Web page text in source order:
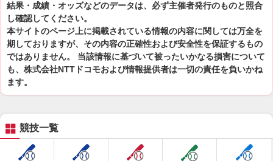
結果・成績・オッズなどのデータは、必ず主催者発行のものと照合
し確認してください。
本サイトのページ上に掲載されている情報の内容に関しては万全を
期しておりますが、その内容の正確性および安全性を保証するもの
ではありません。 当該情報に基づいて被ったいかなる損害について
も、株式会社NTTドコモおよび情報提供者は一切の責任を負いかね
ます。
競技一覧